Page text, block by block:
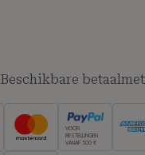
Beschikbare
VOOR
BESTELLINGEN
VANAF 500 €